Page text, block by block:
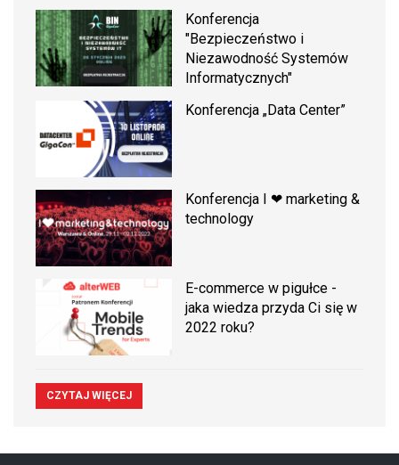
Konferencja
"Bezpieczeństwo i
Niezawodność Systemów
Informatycznych"
Konferencja „Data Center”
Konferencja I ❤ marketing &
technology
E-commerce w pigułce -
jaka wiedza przyda Ci się w
2022 roku?
CZYTAJ WIĘCEJ